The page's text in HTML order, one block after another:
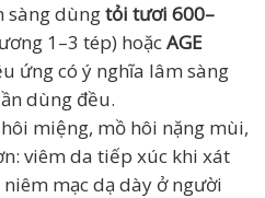
sàng dùngtỏi tươi 600–
1–3 tép) hoặcAGE
ứng có ý nghĩa lâm sàng
dùng đều.
miệng, mồ hôi nặng mùi,
viêm da tiếp xúc khi xát
mạc dạ dày ở người